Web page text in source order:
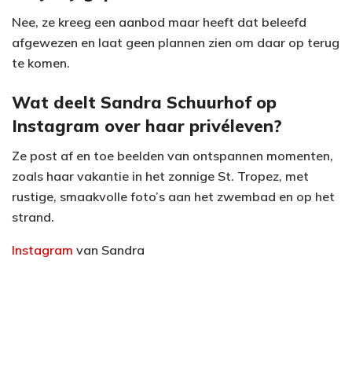
Nee, ze kreeg een aanbod maar heeft dat beleefd
afgewezen en laat geen plannen zien om daar op terug
te komen.
Wat deelt Sandra Schuurhof op
Instagram over haar privéleven?
Ze post af en toe beelden van ontspannen momenten,
zoals haar vakantie in het zonnige St. Tropez, met
rustige, smaakvolle foto’s aan het zwembad en op het
strand.
Instagram van Sandra